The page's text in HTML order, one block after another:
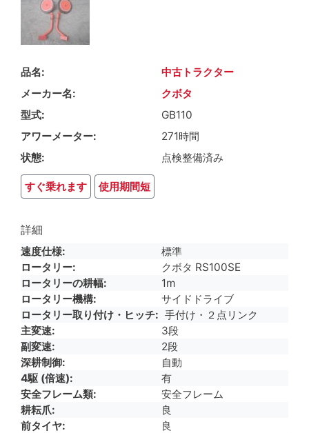
品名
中古トラクター
メーカー名
クボタ
型式
GB110
アワーメーター
271時間
状態
点検整備済み
すぐ乗れます 使用期間短
詳細
速度仕様
標準
ロータリー
クボタ RS100SE
ロータリーの耕幅
1m
ロータリー機構
サイドドライブ
ロータリー取り付け・ヒッチ
手付け・２点リンク
主変速
3段
副変速
2段
深耕制御
自動
4駆 (倍速)
有
安全フレーム類
安全フレーム
耕耘爪
良
前タイヤ
良